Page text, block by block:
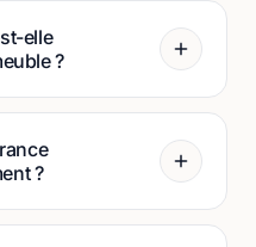
elle
?
?